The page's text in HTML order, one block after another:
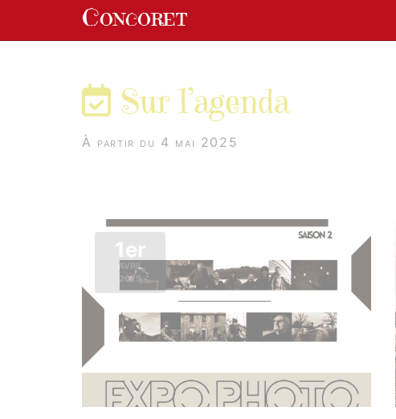
Concoret
Sur l’agenda
À partir du 4 mai 2025
1er
AVRIL
2025
Panneau de gestion des cookies